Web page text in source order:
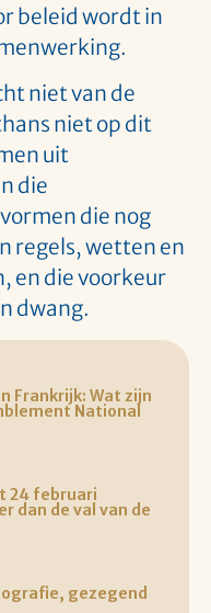
beleid wordt in
niet van de
niet op dit
uit
die
die nog
regels, wetten en
en die voorkeur
dwang.
Frankrijk: Wat zijn
National
24 februari
dan de val van de
gezegend